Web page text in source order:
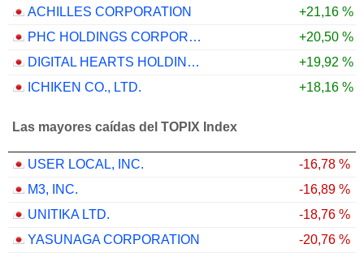
ACHILLES CORPORATION
+21,16 %
PHC HOLDINGS CORPORATION
+20,50 %
DIGITAL HEARTS HOLDINGS CO., LTD.
+19,92 %
ICHIKEN CO., LTD.
+18,16 %
Las mayores caídas del TOPIX Index
USER LOCAL, INC.
-16,78 %
M3, INC.
-16,89 %
UNITIKA LTD.
-18,76 %
YASUNAGA CORPORATION
-20,76 %